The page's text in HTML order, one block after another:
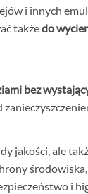
i innych
takżedo
bez
jakości, ale
i